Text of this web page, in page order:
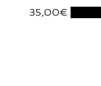
35,00€